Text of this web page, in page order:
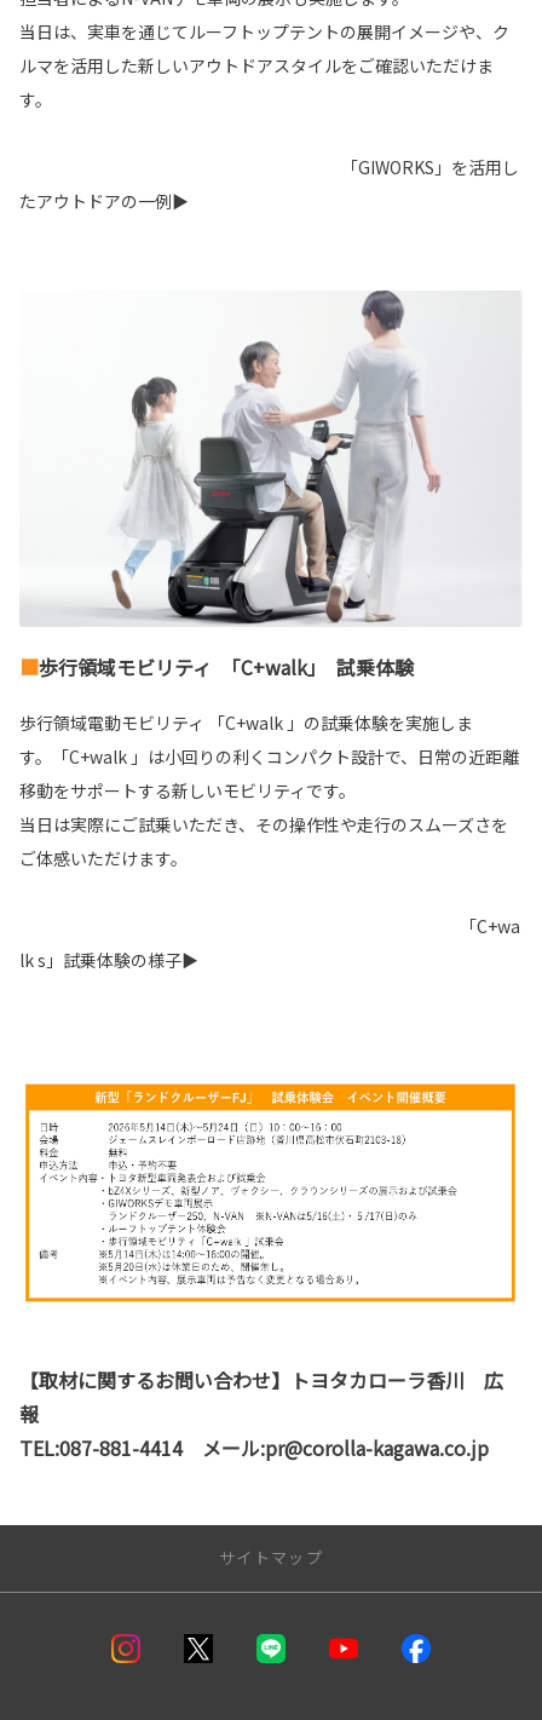
当日は、実車を通じてルーフトップテントの展開イメージや、 ク
ルマを活用した新しいアウトドアスタイルをご確認いただけま
す。
「GIWORKS」を活用し
たアウトドアの一例▶
■歩行領域モビリティ 「C+walk」 試乗体験
歩行領域電動モビリティ 「C+walk 」の試乗体験を実施しま
す。
「C+walk 」は小回りの利くコンパクト設計で、日常の近距離
移動をサポートする新しいモビリティです。
当日は実際にご試乗いただき、その操作性や走行のスムーズさを
ご体感いただけます。
「C+wa
lks 」試乗体験の様子▶
【取材に関するお問い合わせ】トヨタカローラ香川 広
報
TEL:087-881-4414 メール:pr@corolla-kagawa.co.jp
サイトマップ